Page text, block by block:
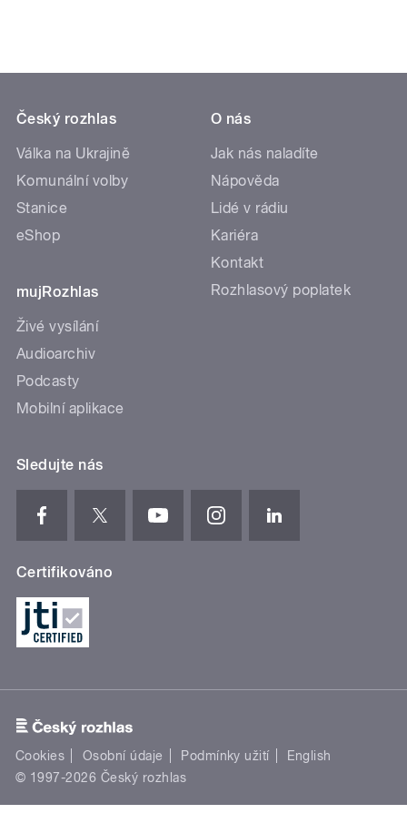
Český rozhlas
Válka na Ukrajině
Komunální volby
Stanice
eShop
mujRozhlas
Živé vysílání
Audioarchiv
Podcasty
Mobilní aplikace
O nás
Jak nás naladíte
Nápověda
Lidé v rádiu
Kariéra
Kontakt
Rozhlasový poplatek
Sledujte nás
Certifikováno
Cookies Osobní údaje Podmínky užití
English
© 1997-2026 Český rozhlas